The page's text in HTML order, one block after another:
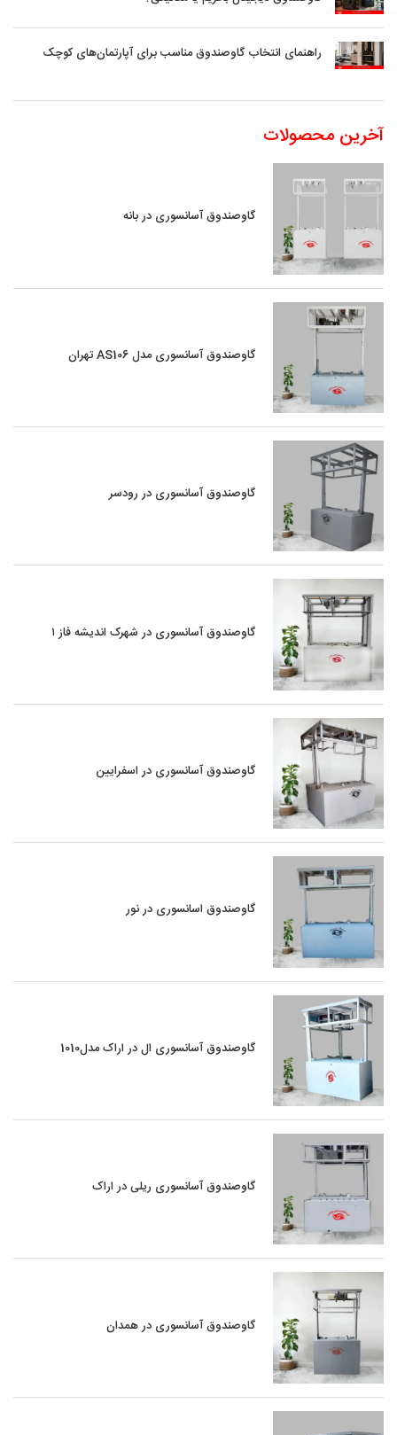
راهنمای انتخاب گاوصندوق مناسب برای آپارتمان‌های کوچک
آخرین محصولات
گاوصندوق آسانسوری در بانه
گاوصندوق آسانسوری مدل AS106 تهران
گاوصندوق آسانسوری در رودسر
گاوصندوق آسانسوری در شهرک اندیشه فاز ۱
گاوصندوق آسانسوری در اسفرایین
گاوصندوق اسانسوری در نور
گاوصندوق آسانسوری ال در اراک مدل1010
گاوصندوق آسانسوری ریلی در اراک
گاوصندوق آسانسوری در همدان